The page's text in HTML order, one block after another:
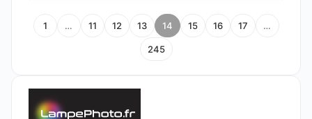
1 … 11 12 13 14 15 16 17 …
245